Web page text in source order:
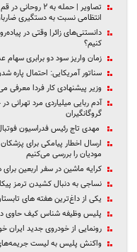
تصاویر | حمله به
انتظامی نسبت به دستگیری
دانستنی‌های زائر| وقتی در
کنیم؟
زمان واریز سود دو برابری سهام
سناتور آمریکایی: احتمال پاره شدن
وزیر پیشنهادی کار فردا معرفی
آدم ربایی میلیاردی مرد تهرانی
گروگانگیران
مهدی تاج رئیس فدراسیون
ارسال اخطار پیامکی برای
مودیان را بررسی می‌کنیم
کرایه ماشین در سفر اربعین
نساجی به دنبال کشیدن ترمز
یکی از داغ‌ترین هفته های
پلیس وظیفه شناس کیف حاوی
رونمایی از خودروی جدید ایران
واکنش پلیس به لیست